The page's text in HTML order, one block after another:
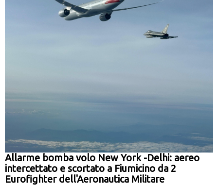
Allarme bomba volo New York -Delhi: aereo
intercettato e scortato a Fiumicino da 2
Eurofighter dell'Aeronautica Militare